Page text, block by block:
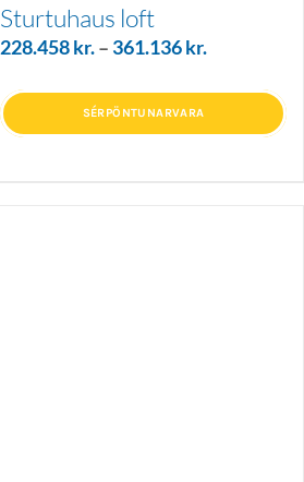
Sturtuhaus loft
228.458kr.– 361.136kr.
SÉRPÖNTUNARVARA